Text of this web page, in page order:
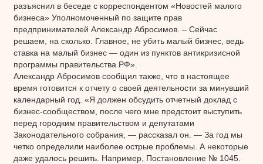
разъяснил в беседе с корреспондентом «Новостей малого
бизнеса» Уполномоченный по защите прав
предпринимателей Александр Абросимов. – Сейчас
решаем, на сколько. Главное, не убить малый бизнес, ведь
ставка на малый бизнес — один из пунктов антикризисной
программы правительства РФ».
Александр Абросимов сообщил также, что в настоящее
время готовится к отчету о своей деятельности за минувший
календарный год. «Я должен обсудить отчетный доклад с
бизнес-сообществом, после чего мне предстоит выступить
перед городким правительством и депутатами
Законодательного собрания, — рассказал он. — За год мы
четко определили наиболее острые проблемы. А некоторые
даже удалось решить. Например, Постановление № 1045.